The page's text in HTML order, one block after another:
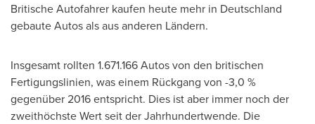
Britische Autofahrer kaufen heute mehr in Deutschland
gebaute Autos als aus anderen Ländern.
Insgesamt rollten 1.671.166 Autos von den britischen
Fertigungslinien, was einem Rückgang von -3,0 %
gegenüber 2016 entspricht. Dies ist aber immer noch der
zweithöchste Wert seit der Jahrhundertwende. Die